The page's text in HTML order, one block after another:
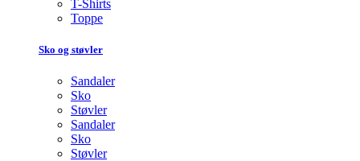
T-Shirts
Toppe
Sko og støvler
Sandaler
Sko
Støvler
Sandaler
Sko
Støvler